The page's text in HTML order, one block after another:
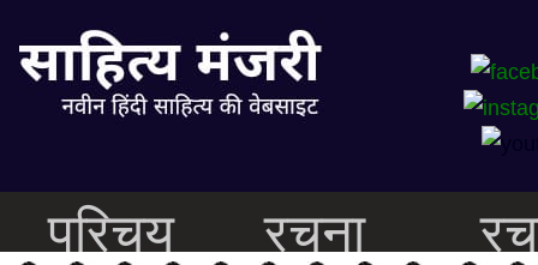
परिचय रचना